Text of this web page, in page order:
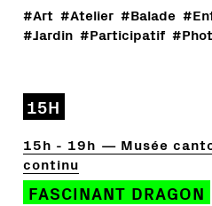
#Art #Atelier #Balade
#Jardin #Participatif
15H
15h - 19h Musée
continu
FASCINANT DRAGON